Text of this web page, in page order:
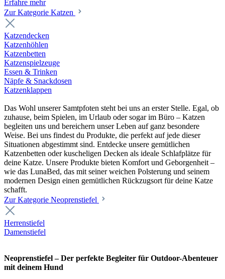
Erfahre mehr
Zur Kategorie Katzen
Katzendecken
Katzenhöhlen
Katzenbetten
Katzenspielzeuge
Essen & Trinken
Näpfe & Snackdosen
Katzenklappen
Das Wohl unserer Samtpfoten steht bei uns an erster Stelle. Egal, ob
zuhause, beim Spielen, im Urlaub oder sogar im Büro – Katzen
begleiten uns und bereichern unser Leben auf ganz besondere
Weise. Bei uns findest du Produkte, die perfekt auf jede dieser
Situationen abgestimmt sind. Entdecke unsere gemütlichen
Katzenbetten oder kuscheligen Decken als ideale Schlafplätze für
deine Katze. Unsere Produkte bieten Komfort und Geborgenheit –
wie das LunaBed, das mit seiner weichen Polsterung und seinem
modernen Design einen gemütlichen Rückzugsort für deine Katze
schafft.
Zur Kategorie Neoprenstiefel
Herrenstiefel
Damenstiefel
Neoprenstiefel – Der perfekte Begleiter für Outdoor-Abenteuer
mit deinem Hund